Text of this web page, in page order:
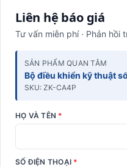
Liên hệ báo giá
Tư vấn miễn phí · Phản hồi
SẢN PHẨM QUAN TÂM
Bộ điều khiển kỹ thuật
SKU: ZK-CA4P
HỌ VÀ TÊN *
SỐ ĐIỆN THOẠI *